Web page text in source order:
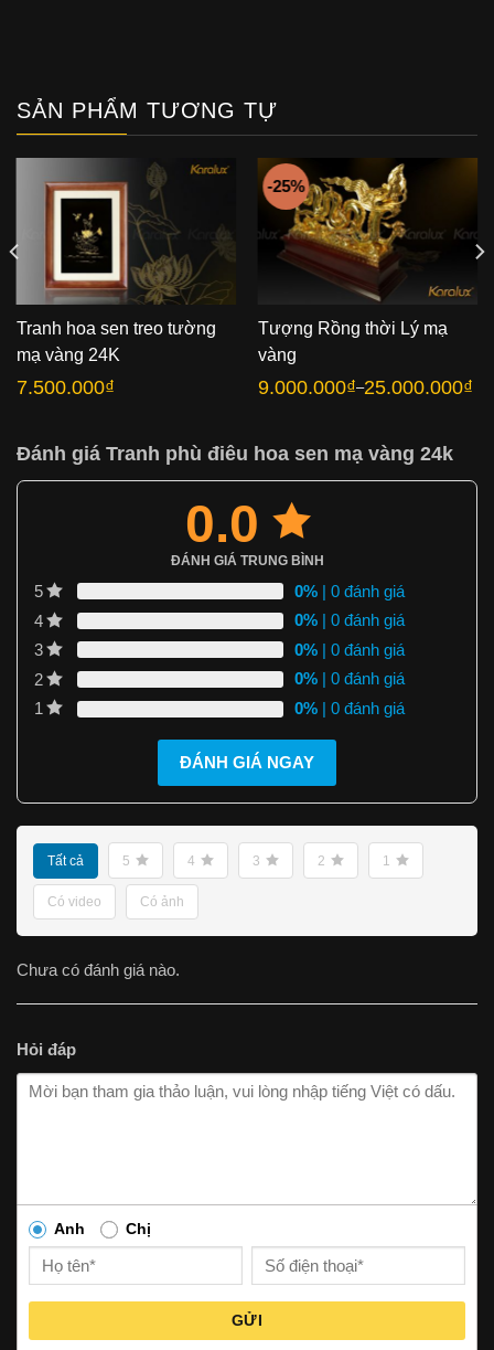
SẢN PHẨM TƯƠNG TỰ
Tranh hoa sen treo tường
mạ vàng 24K
7.500.000₫
-25%
Tượng Rồng thời Lý mạ
vàng
9.000.000₫–25.000.000₫
Khoảng
đến
25.000.000₫
Đánh giá Tranh phù điêu hoa sen mạ vàng 24k
0.0
ĐÁNH GIÁ TRUNG BÌNH
5 0% | 0 đánh giá
4
0% | 0 đánh giá
3
0% | 0 đánh giá
2
0% | 0 đánh giá
1
0% | 0 đánh giá
ĐÁNH GIÁ NGAY
Tất cả 5 4 3 2 1
Có video Có ảnh
Chưa có đánh giá nào.
Hỏi đáp
Anh Chị
GỬI